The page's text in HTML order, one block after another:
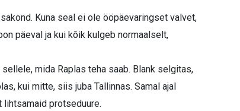
Kuna seal ei ole ööpäevaringset valvet,
päeval ja kui kõik kulgeb normaalselt,
mida Raplas teha saab. Blank selgitas,
kui mitte, siis juba Tallinnas. Samal ajal
lihtsamaid protseduure.